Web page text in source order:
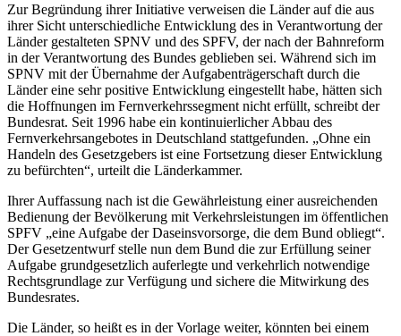
Zur Begründung ihrer Initiative verweisen die Länder auf die aus
ihrer Sicht unterschiedliche Entwicklung des in Verantwortung der
Länder gestalteten SPNV und des SPFV, der nach der Bahnreform
in der Verantwortung des Bundes geblieben sei. Während sich im
SPNV mit der Übernahme der Aufgabenträgerschaft durch die
Länder eine sehr positive Entwicklung eingestellt habe, hätten sich
die Hoffnungen im Fernverkehrssegment nicht erfüllt, schreibt der
Bundesrat. Seit 1996 habe ein kontinuierlicher Abbau des
Fernverkehrsangebotes in Deutschland stattgefunden. „Ohne ein
Handeln des Gesetzgebers ist eine Fortsetzung dieser Entwicklung
zu befürchten“, urteilt die Länderkammer.
Ihrer Auffassung nach ist die Gewährleistung einer ausreichenden
Bedienung der Bevölkerung mit Verkehrsleistungen im öffentlichen
SPFV „eine Aufgabe der Daseinsvorsorge, die dem Bund obliegt“.
Der Gesetzentwurf stelle nun dem Bund die zur Erfüllung seiner
Aufgabe grundgesetzlich auferlegte und verkehrlich notwendige
Rechtsgrundlage zur Verfügung und sichere die Mitwirkung des
Bundesrates.
Die Länder, so heißt es in der Vorlage weiter, könnten bei einem